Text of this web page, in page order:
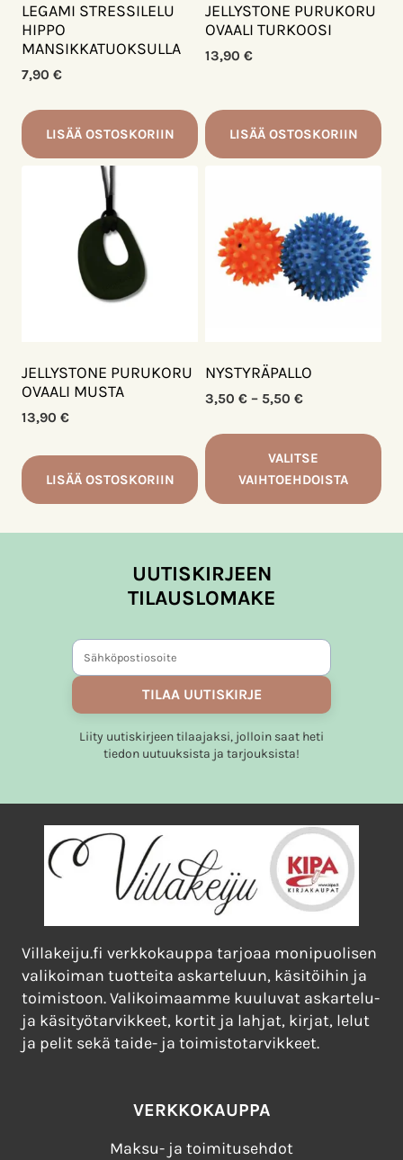
LEGAMI STRESSILELU
HIPPO
MANSIKKATUOKSULLA
7,90 €
LISÄÄ OSTOSKORIIN
JELLYSTONE PURUKORU
OVAALI TURKOOSI
13,90 €
LISÄÄ OSTOSKORIIN
JELLYSTONE PURUKORU
OVAALI MUSTA
13,90 €
LISÄÄ OSTOSKORIIN
NYSTYRÄPALLO
3,50 € – 5,50 €Hintaluokka:
-
5,50 €
VALITSE
VAIHTOEHDOISTA
tuotteella
useampi
muunnelma.
valinnat
tuotteen
sivulla.
UUTISKIRJEEN
TILAUSLOMAKE
TILAA UUTISKIRJE
Liity uutiskirjeen tilaajaksi, jolloin saat heti
tiedon uutuuksista ja tarjouksista!
Villakeiju.fi verkkokauppa tarjoaa monipuolisen
valikoiman tuotteita askarteluun, käsitöihin ja
toimistoon. Valikoimaamme kuuluvat askartelu-
ja käsityötarvikkeet, kortit ja lahjat, kirjat, lelut
ja pelit sekä taide- ja toimistotarvikkeet.
VERKKOKAUPPA
Maksu- ja toimitusehdot